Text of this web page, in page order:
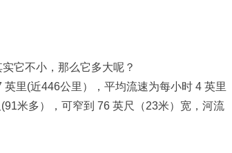
它不小，那么它多大呢？
里(近446公里），平均流速为每小时 4 英里
米多），可窄到 76 英尺（23米）宽，河流